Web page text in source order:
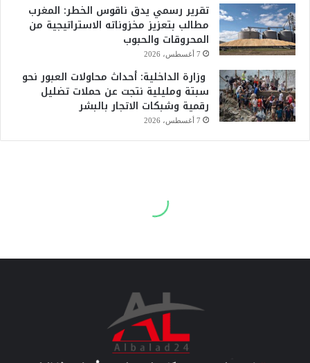
تقرير رسمي يدق ناقوس الخطر: المغرب
مطالب بتعزيز مخزوناته الاستراتيجية من
المحروقات والحبوب
7 أغسطس، 2026
وزارة الداخلية: أحداث محاولات العبور نحو
سبتة ومليلية نتجت عن حملات تضليل
رقمية وشبكات الاتجار بالبشر
7 أغسطس، 2026